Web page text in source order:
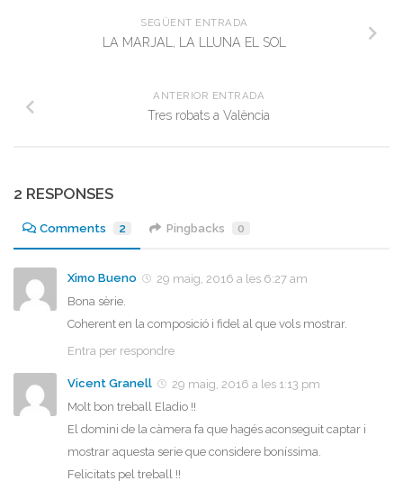
SEGÜENT ENTRADA
LA MARJAL, LA LLUNA EL SOL
ANTERIOR ENTRADA
Tres robats a València
2 RESPONSES
Comments 2 Pingbacks 0
Ximo Bueno
29 maig, 2016 a les 6:27 am
Bona sèrie.
Coherent en la composició i fidel al que vols mostrar.
Entra per respondre
Vicent Granell
29 maig, 2016 a les 1:13 pm
Molt bon treball Eladio !!
El domini de la càmera fa que hagés aconseguit captar i
mostrar aquesta serie que considere boníssima.
Felicitats pel treball !!